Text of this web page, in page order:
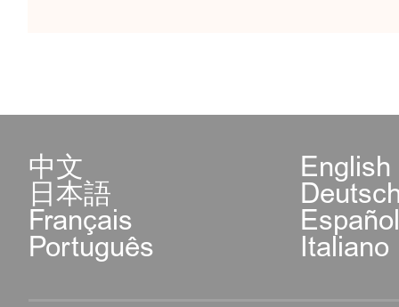
中文 English
日本語
Français
Português Italiano